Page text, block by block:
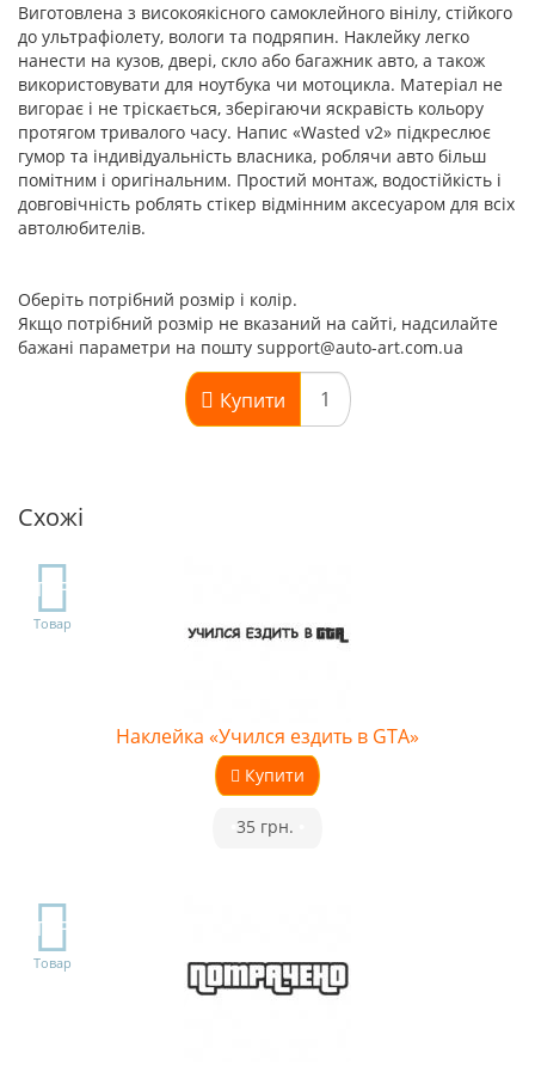
Виготовлена з високоякісного самоклейного вінілу, стійкого
до ультрафіолету, вологи та подряпин. Наклейку легко
нанести на кузов, двері, скло або багажник авто, а також
використовувати для ноутбука чи мотоцикла. Матеріал не
вигорає і не тріскається, зберігаючи яскравість кольору
протягом тривалого часу. Напис «Wasted v2» підкреслює
гумор та індивідуальність власника, роблячи авто більш
помітним і оригінальним. Простий монтаж, водостійкість і
довговічність роблять стікер відмінним аксесуаром для всіх
автолюбителів.
Оберіть потрібний розмір і колір.
Якщо потрібний розмір не вказаний на сайті, надсилайте
бажані параметри на пошту support@auto-art.com.ua
Купити
Схожі
TOP
Товар
Наклейка «Учился ездить в GTA»
Купити
35 грн.
TOP
Товар